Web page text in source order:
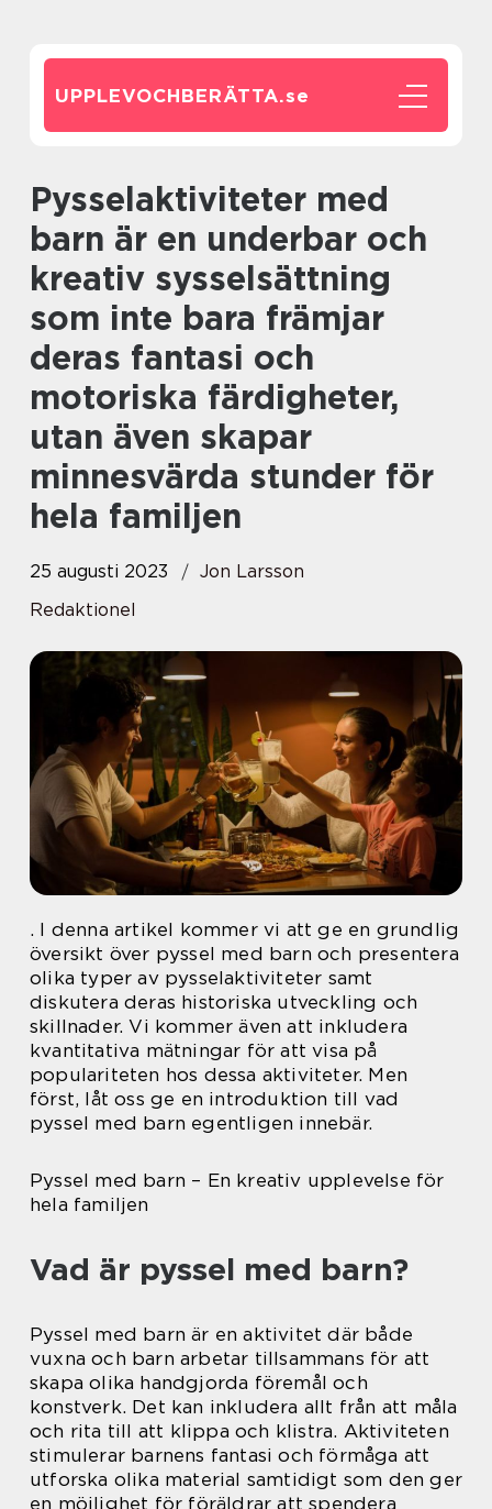
UPPLEVOCHBERÄTTA.se
Pysselaktiviteter med
barn är en underbar och
kreativ sysselsättning
som inte bara främjar
deras fantasi och
motoriska färdigheter,
utan även skapar
minnesvärda stunder för
hela familjen
25 augusti 2023
Jon Larsson
Redaktionel
. I denna artikel kommer vi att ge en grundlig
översikt över pyssel med barn och presentera
olika typer av pysselaktiviteter samt
diskutera deras historiska utveckling och
skillnader. Vi kommer även att inkludera
kvantitativa mätningar för att visa på
populariteten hos dessa aktiviteter. Men
först, låt oss ge en introduktion till vad
pyssel med barn egentligen innebär.
Pyssel med barn – En kreativ upplevelse för
hela familjen
Vad är pyssel med barn?
Pyssel med barn är en aktivitet där både
vuxna och barn arbetar tillsammans för att
skapa olika handgjorda föremål och
konstverk. Det kan inkludera allt från att måla
och rita till att klippa och klistra. Aktiviteten
stimulerar barnens fantasi och förmåga att
utforska olika material samtidigt som den ger
en möjlighet för föräldrar att spendera